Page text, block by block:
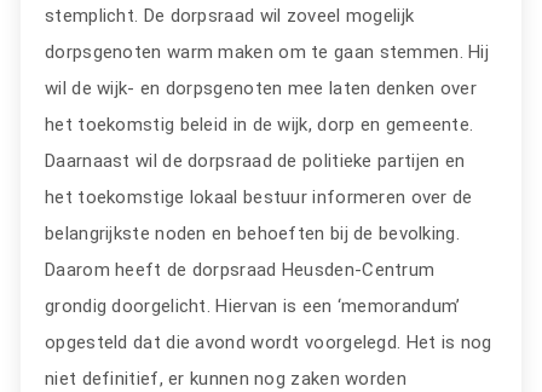
stemplicht. De dorpsraad wil zoveel mogelijk
dorpsgenoten warm maken om te gaan stemmen. Hij
wil de wijk- en dorpsgenoten mee laten denken over
het toekomstig beleid in de wijk, dorp en gemeente.
Daarnaast wil de dorpsraad de politieke partijen en
het toekomstige lokaal bestuur informeren over de
belangrijkste noden en behoeften bij de bevolking.
Daarom heeft de dorpsraad Heusden-Centrum
grondig doorgelicht. Hiervan is een ‘memorandum’
opgesteld dat die avond wordt voorgelegd. Het is nog
niet definitief, er kunnen nog zaken worden